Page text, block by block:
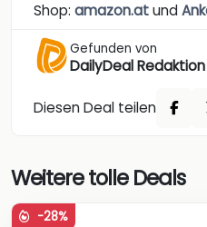
Shop: amazon.atund
Gefunden von
DailyDeal Redaktion
Diesen Deal teilen
Weitere tolle Deals
-28%